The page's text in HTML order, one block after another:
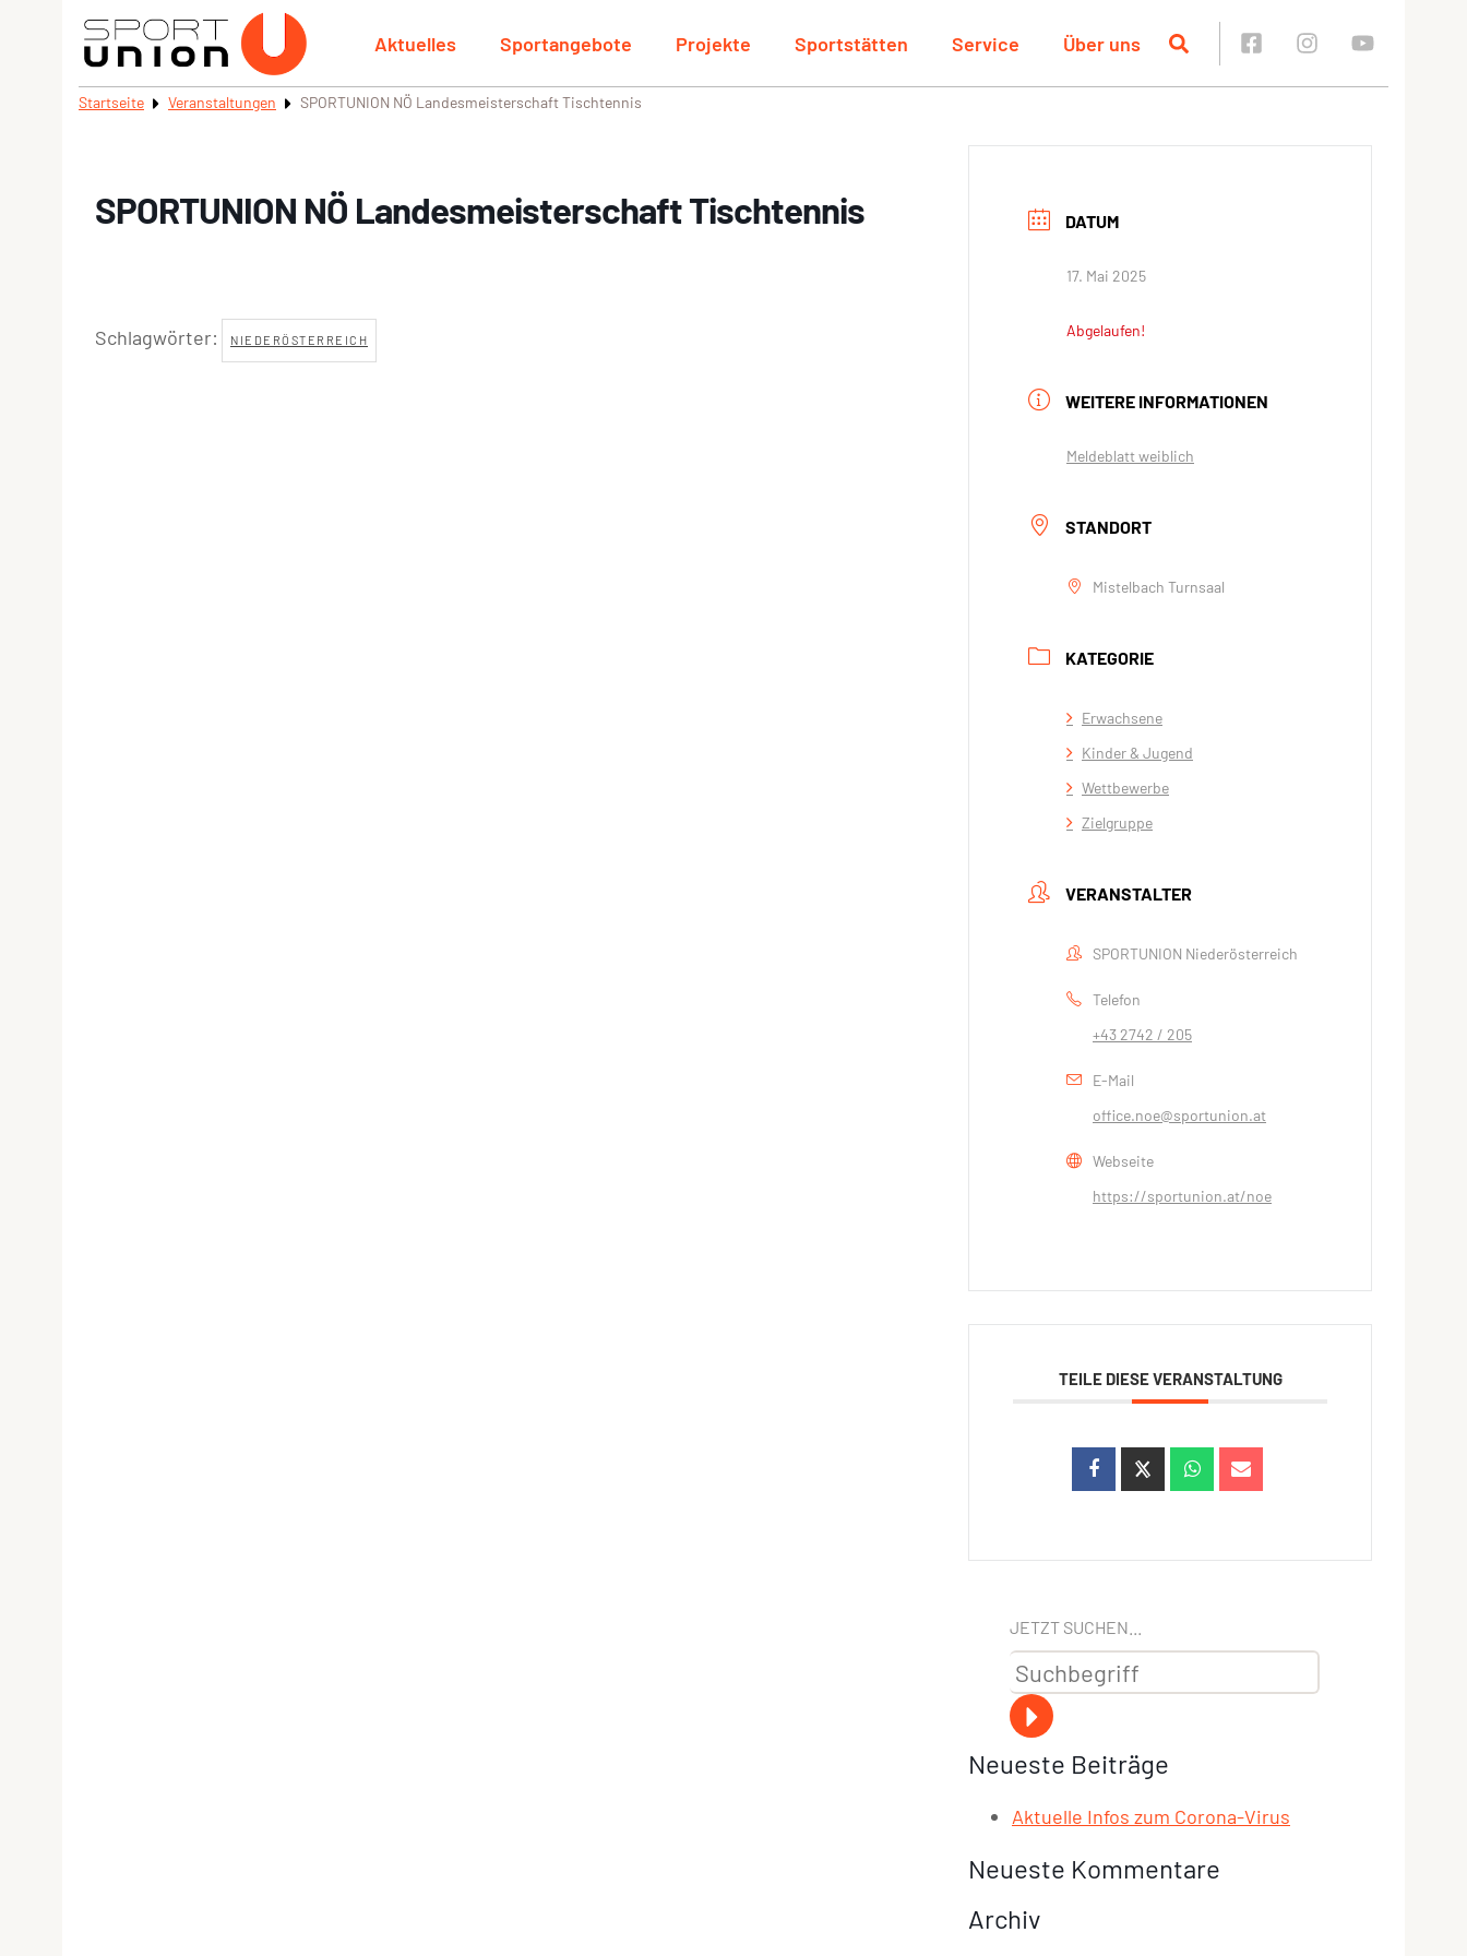
Aktuelles Sportangebote Projekte Sportstätten Service Über uns
Startseite Veranstaltungen SPORTUNION NÖ Landesmeisterschaft Tischtennis
SPORTUNION NÖ Landesmeisterschaft Tischtennis
Schlagwörter: NIEDERÖSTERREICH
DATUM
17. Mai 2025
Abgelaufen!
WEITERE INFORMATIONEN
Meldeblatt weiblich
STANDORT
Mistelbach Turnsaal
KATEGORIE
Erwachsene
Kinder & Jugend
Wettbewerbe
Zielgruppe
VERANSTALTER
SPORTUNION Niederösterreich
Telefon
+43 2742 / 205
E-Mail
office.noe@sportunion.at
Webseite
https://sportunion.at/noe
TEILE DIESE VERANSTALTUNG
JETZT SUCHEN...
Neueste Beiträge
Aktuelle Infos zum Corona-Virus
Neueste Kommentare
Archiv